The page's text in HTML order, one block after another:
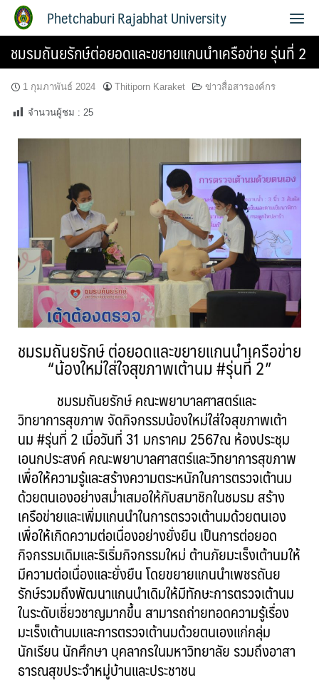
Phetchaburi Rajabhat University
ชมรมถันยรักษ์ต่อยอดและขยายแกนนำเครือข่าย รุ่นที่ 2
1 กุมภาพันธ์ 2024 Thitiporn Karaket ข่าวสื่อสารองค์กร
จำนวนผู้ชม : 25
ชมรมถันยรักษ์ ต่อยอดและขยายแกนนำเครือข่าย
“น้องใหม่ใส่ใจสุขภาพเต้านม #รุ่นที่ 2”
ชมรมถันยรักษ์ คณะพยาบาลศาสตร์และ
วิทยาการสุขภาพ จัดกิจกรรมน้องใหม่ใส่ใจสุขภาพเต้า
นม #รุ่นที่ 2 เมื่อวันที่ 31 มกราคม 2567ณ ห้องประชุม
เอนกประสงค์ คณะพยาบาลศาสตร์และวิทยาการสุขภาพ
เพื่อให้ความรู้และสร้างความตระหนักในการตรวจเต้านม
ด้วยตนเองอย่างสม่ำเสมอให้กับสมาชิกในชมรม สร้าง
เครือข่ายและเพิ่มแกนนำในการตรวจเต้านมด้วยตนเอง
เพื่อให้เกิดความต่อเนื่องอย่างยั่งยืน เป็นการต่อยอด
กิจกรรมเดิมและริเริ่มกิจกรรมใหม่ ต้านภัยมะเร็งเต้านมให้
มีความต่อเนื่องและยั่งยืน โดยขยายแกนนำเพชรถันย
รักษ์รวมถึงพัฒนาแกนนำเดิมให้มีทักษะการตรวจเต้านม
ในระดับเชี่ยวชาญมากขึ้น สามารถถ่ายทอดความรู้เรื่อง
มะเร็งเต้านมและการตรวจเต้านมด้วยตนเองแก่กลุ่ม
นักเรียน นักศึกษา บุคลากรในมหาวิทยาลัย รวมถึงอาสา
ธารณสุขประจำหมู่บ้านและประชาชน